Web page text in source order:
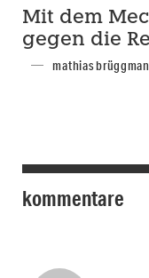
Mit dem
gegen die
mathias
kommentare